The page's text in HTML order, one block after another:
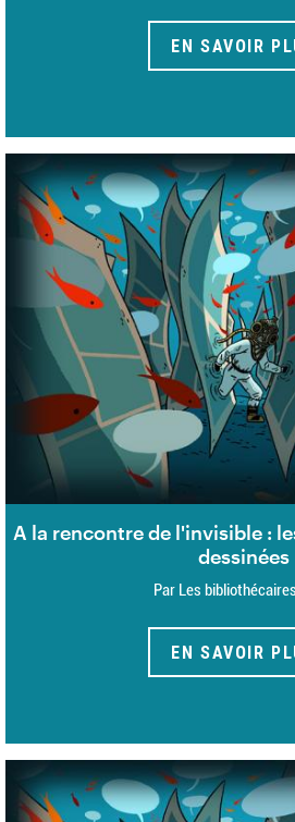
EN SAVOIR
A la rencontre de l'invisible :
dessinées
Par Les
EN SAVOIR